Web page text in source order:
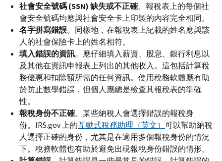
社會安全號碼 (SSN) 缺失或不正確。報稅表上的每個社
會安全號碼均應與社會安全卡上印製的內容完全相同。
名字拼寫錯誤。同樣地，在報稅表上紀載的姓名應與該
人的社會保險卡上的姓名相符。
填入錯誤的資訊。應仔細填入薪資、股息、銀行利息以
及其他在資訊申報表上列出的其他收入。這包括計算稅
務優惠和扣除額所需的任何資訊。使用稅務軟體應有助
於防止數學錯誤，但個人應總是檢查其報稅表的準確
性。
報稅身份不正確。某些納稅人會選擇錯誤的報稅身
份。 IRS.gov上的互動式稅務助理（英文） 可以幫助納稅
人選擇正確的身份，尤其是在適用多個報稅身份的情況
下。稅務軟體也有助於避免出現報稅身份錯誤的情形。